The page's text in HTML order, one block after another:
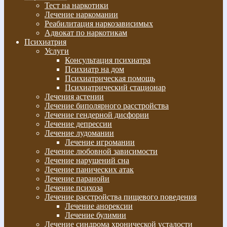
Тест на наркотики
Лечение наркомании
Реабилитация наркозависимых
Адвокат по наркотикам
Психиатрия
Услуги
Консультация психиатра
Психиатр на дом
Психиатрическая помощь
Психиатрический стационар
Лечения астении
Лечение биполярного расстройства
Лечение гендерной дисфории
Лечение депрессии
Лечение лудомании
Лечение игромании
Лечение любовной зависимости
Лечение нарушений сна
Лечение панических атак
Лечение паранойи
Лечение психоза
Лечение расстройства пищевого поведения
Лечение анорексии
Лечение булимии
Лечение синдрома хронической усталости